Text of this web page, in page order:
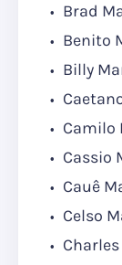
Brad
Benito
Billy
Camilo
Cassio
Cauê
Celso